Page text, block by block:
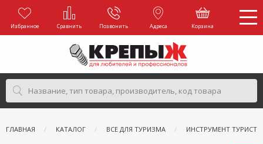
Избранное Сравнить Позвонить Адреса Корзина
ГЛАВНАЯ КАТАЛОГ ВСЕ ДЛЯ ТУРИЗМА ИНСТРУМЕНТ